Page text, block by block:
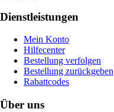
Dienstleistungen
Mein Konto
Hilfecenter
Bestellung verfolgen
Bestellung zurückgeben
Rabattcodes
Über uns